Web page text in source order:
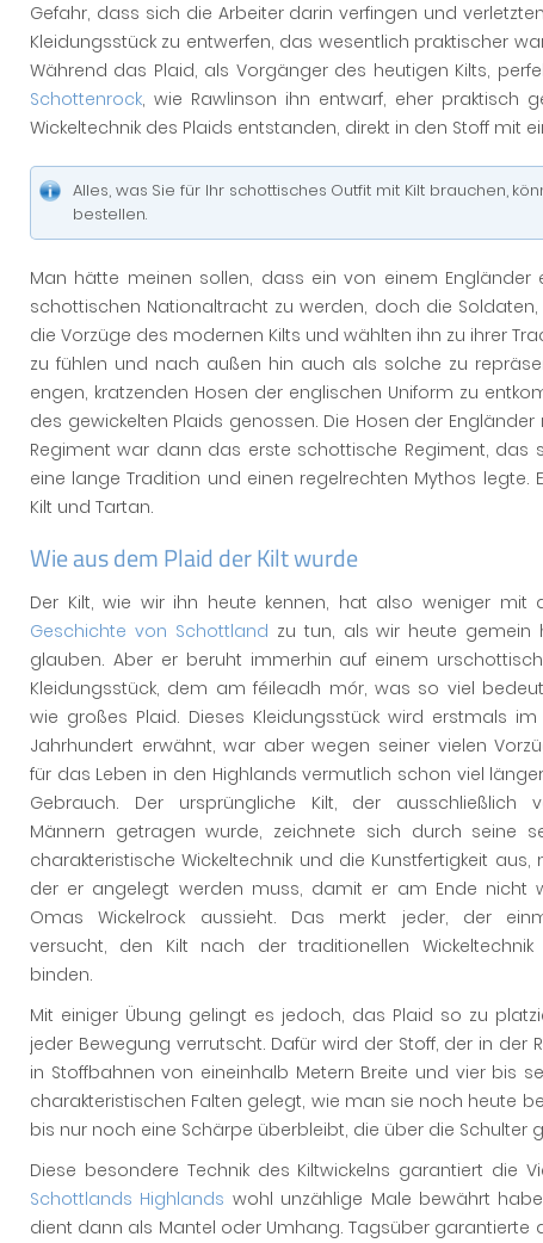
Gefahr, dass sich die Arbeiter darin verfingen und
Kleidungsstück zu entwerfen, das wesentlich praktischer
Während das Plaid, als Vorgänger des heutigen Kilts,
Schottenrock, wie Rawlinson ihn entwarf, eher praktisch
Wickeltechnik des Plaids entstanden, direkt in den Stoff mit
Alles, was Sie für Ihr schottisches Outfit mit Kilt brauchen,
bestellen.
Man hätte meinen sollen, dass ein von einem
schottischen Nationaltracht zu werden, doch die
die Vorzüge des modernen Kilts und wählten ihn zu ihrer
zu fühlen und nach außen hin auch als solche zu
engen, kratzenden Hosen der englischen Uniform zu
des gewickelten Plaids genossen. Die Hosen der
Regiment war dann das erste schottische Regiment, das
eine lange Tradition und einen regelrechten Mythos
Kilt und Tartan.
Wie aus dem Plaid der Kilt wurde
Der Kilt, wie wir ihn heute kennen, hat also weniger mit
Geschichte von Schottland zu tun, als wir heute gemein
glauben. Aber er beruht immerhin auf einem
Kleidungsstück, dem am féileadh mór, was so viel
wie großes Plaid. Dieses Kleidungsstück wird erstmals im
Jahrhundert erwähnt, war aber wegen seiner vielen
für das Leben in den Highlands vermutlich schon viel
Gebrauch. Der ursprüngliche Kilt, der ausschließlich
Männern getragen wurde, zeichnete sich durch seine
charakteristische Wickeltechnik und die Kunstfertigkeit aus,
der er angelegt werden muss, damit er am Ende nicht
Omas Wickelrock aussieht. Das merkt jeder, der
versucht, den Kilt nach der traditionellen Wickeltechnik
binden.
Mit einiger Übung gelingt es jedoch, das Plaid so zu
jeder Bewegung verrutscht. Dafür wird der Stoff, der in
in Stoffbahnen von eineinhalb Metern Breite und vier bis
charakteristischen Falten gelegt, wie man sie noch heute
bis nur noch eine Schärpe überbleibt, die über die Schulter
Diese besondere Technik des Kiltwickelns garantiert die
Schottlands Highlands wohl unzählige Male bewährt
dient dann als Mantel oder Umhang. Tagsüber garantierte